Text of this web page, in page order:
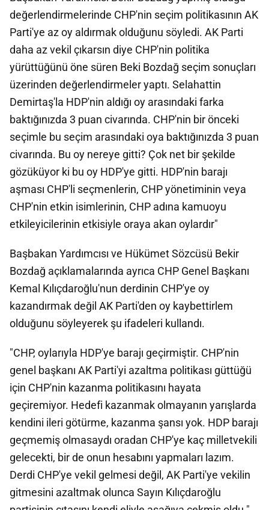
değerlendirmelerinde CHP'nin seçim politikasının AK
Parti'ye az oy aldırmak olduğunu söyledi. AK Parti
daha az vekil çıkarsın diye CHP'nin politika
yürüttüğünü öne süren Beki Bozdağ seçim sonuçları
üzerinden değerlendirmeler yaptı. Selahattin
Demirtaş'la HDP'nin aldığı oy arasındaki farka
baktığınızda 3 puan civarında. CHP'nin bir önceki
seçimle bu seçim arasındaki oya baktığınızda 3 puan
civarında. Bu oy nereye gitti? Çok net bir şekilde
gözüküyor ki bu oy HDP'ye gitti. HDP'nin barajı
aşması CHP'li seçmenlerin, CHP yönetiminin veya
CHP'nin etkin isimlerinin, CHP adına kamuoyu
etkileyicilerinin etkisiyle oraya akan oylardır"
Başbakan Yardımcısı ve Hükümet Sözcüsü Bekir
Bozdağ açıklamalarında ayrıca CHP Genel Başkanı
Kemal Kılıçdaroğlu'nun derdinin CHP'ye oy
kazandırmak değil AK Parti'den oy kaybettirlem
olduğunu söyleyerek şu ifadeleri kullandı.
"CHP, oylarıyla HDP'ye barajı geçirmiştir. CHP'nin
genel başkanı AK Parti'yi azaltma politikası güttüğü
için CHP'nin kazanma politikasını hayata
geçiremiyor. Hedefi kazanmak olmayanın yarışlarda
kendini ileri götürme, kazanma şansı yok. HDP barajı
geçmemiş olmasaydı oradan CHP'ye kaç milletvekili
gelecekti, bir de onun hesabını yapmaları lazım.
Derdi CHP'ye vekil gelmesi değil, AK Parti'ye vekilin
gitmesini azaltmak olunca Sayın Kılıçdaroğlu